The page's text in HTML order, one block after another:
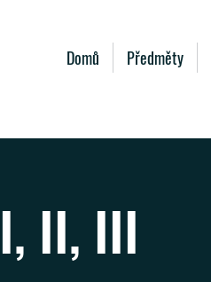
Domů Předměty
II, III